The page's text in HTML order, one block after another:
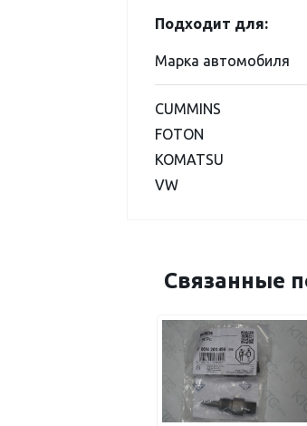
Подходит для:
Марка автомобиля
CUMMINS
FOTON
KOMATSU
VW
Связанные